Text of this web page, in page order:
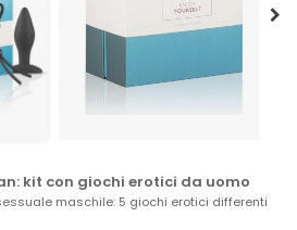
kit con giochi erotici da uomo
maschile: 5 giochi erotici differenti